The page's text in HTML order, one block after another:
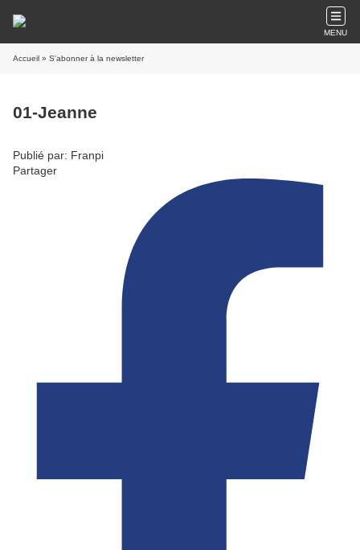
MENU
Accueil » S'abonner à la newsletter
01-Jeanne
Publié par: Franpi
Partager